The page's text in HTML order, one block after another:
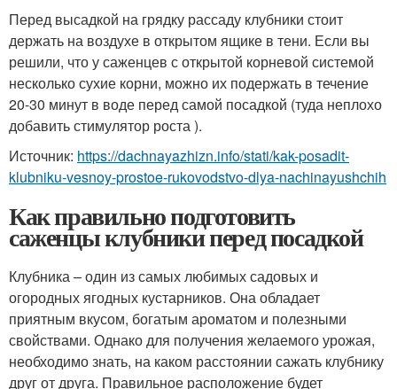
Перед высадкой на грядку рассаду клубники стоит
держать на воздухе в открытом ящике в тени. Если вы
решили, что у саженцев с открытой корневой системой
несколько сухие корни, можно их подержать в течение
20-30 минут в воде перед самой посадкой (туда неплохо
добавить стимулятор роста ).
Источник: https://dachnayazhizn.info/stati/kak-posadit-
klubniku-vesnoy-prostoe-rukovodstvo-dlya-nachinayushchih
Как правильно подготовить
саженцы клубники перед посадкой
Клубника – один из самых любимых садовых и
огородных ягодных кустарников. Она обладает
приятным вкусом, богатым ароматом и полезными
свойствами. Однако для получения желаемого урожая,
необходимо знать, на каком расстоянии сажать клубнику
друг от друга. Правильное расположение будет